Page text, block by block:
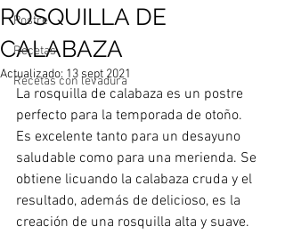
Postre
Recetas
Recetas con levadura
ROSQUILLA DE
CALABAZA
Actualizado: 13 sept 2021
La rosquilla de calabaza es un postre
perfecto para la temporada de otoño.
Es excelente tanto para un desayuno
saludable como para una merienda. Se
obtiene licuando la calabaza cruda y el
resultado, además de delicioso, es la
creación de una rosquilla alta y suave.